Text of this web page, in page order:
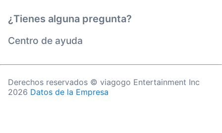
¿Tienes alguna pregunta?
Centro de ayuda
Derechos reservados © viagogo Entertainment Inc
2026 Datos de la Empresa